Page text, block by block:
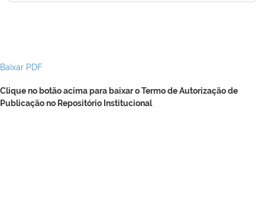
Baixar PDF
Clique no botão acima para baixar o Termo de Autorização de
Publicação no Repositório Institucional